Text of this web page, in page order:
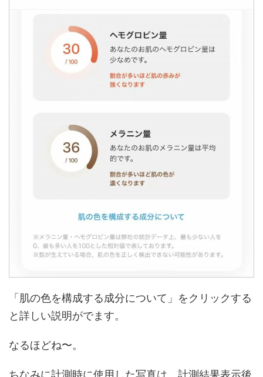
「肌の色を構成する成分について」をクリックする
と詳しい説明がでます。
なるほどね〜。